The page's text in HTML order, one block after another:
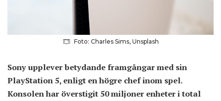
Foto: Charles Sims, Unsplash
Sony upplever betydande framgångar med sin
PlayStation 5, enligt en högre chef inom spel.
Konsolen har överstigit 50 miljoner enheter i total